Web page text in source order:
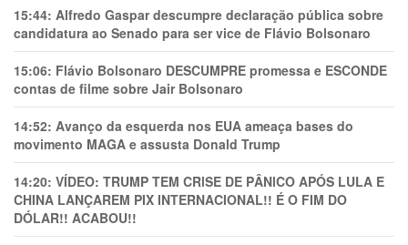
15:44: Alfredo Gaspar descumpre declaração pública sobre
candidatura ao Senado para ser vice de Flávio Bolsonaro
15:06: Flávio Bolsonaro DESCUMPRE promessa e ESCONDE
contas de filme sobre Jair Bolsonaro
14:52: Avanço da esquerda nos EUA ameaça bases do
movimento MAGA e assusta Donald Trump
14:20: VÍDEO: TRUMP TEM CRlSE DE PÂNlCO APÓS LULA E
CHINA LANÇAREM PIX INTERNACIONAL!! É O FIM DO
DÓLAR!! ACABOU!!